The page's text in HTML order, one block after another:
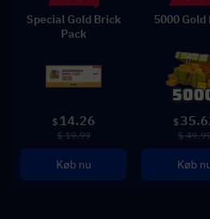
Special Gold Brick
Pack
$ 14.26
$ 19.99
Køb nu
5000 Gold
$
$
Køb